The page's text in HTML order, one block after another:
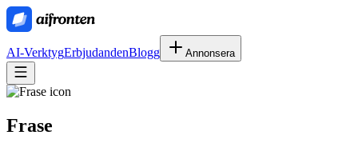
AI-VerktygErbjudandenBlogg Annonsera
Frase